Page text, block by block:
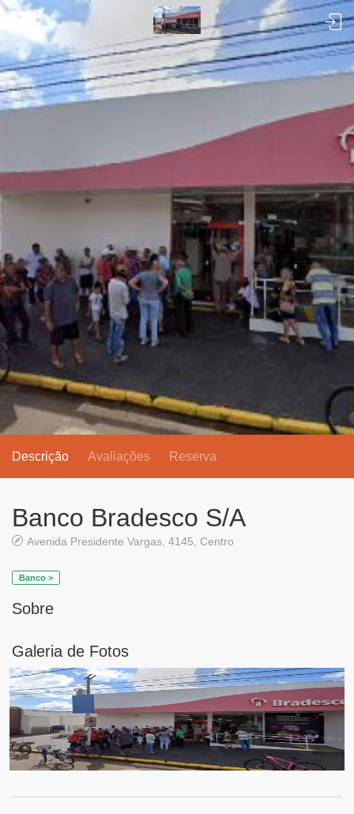
Descrição Avaliações Reserva
Banco Bradesco S/A
Avenida Presidente Vargas, 4145, Centro
Banco >
Sobre
Galeria de Fotos